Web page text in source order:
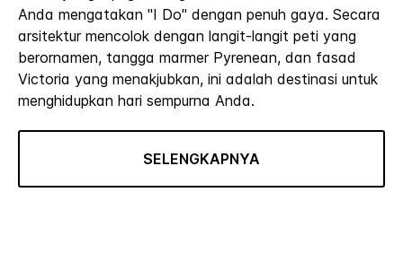
Anda mengatakan "I Do" dengan penuh gaya. Secara
arsitektur mencolok dengan langit-langit peti yang
berornamen, tangga marmer Pyrenean, dan fasad
Victoria yang menakjubkan, ini adalah destinasi untuk
menghidupkan hari sempurna Anda.
SELENGKAPNYA